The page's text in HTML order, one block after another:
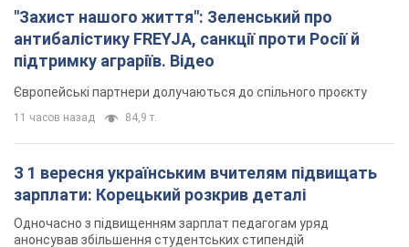
зарплати: Корецький розкрив деталі
Одночасно з підвищенням зарплат педагогам уряд
анонсував збільшення студентських стипендій
7 часов назад
"Нам теж вони потрібні": Трамп відповів на
ракет для Patriot
6 часов назад 2,0 т.